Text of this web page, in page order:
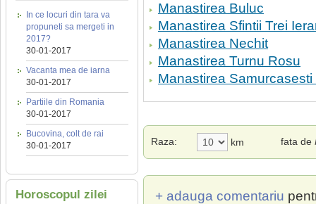
In ce locuri din tara va
propuneti sa mergeti in
2017?
30-01-2017
Vacanta mea de iarna
30-01-2017
Partiile din Romania
30-01-2017
Bucovina, colt de rai
30-01-2017
Horoscopul zilei
Manastirea Buluc
Manastirea Sfintii Trei
Manastirea Nechit
Manastirea Turnu Rosu
Manastirea
Raza: km fata de
+ adauga comentariu